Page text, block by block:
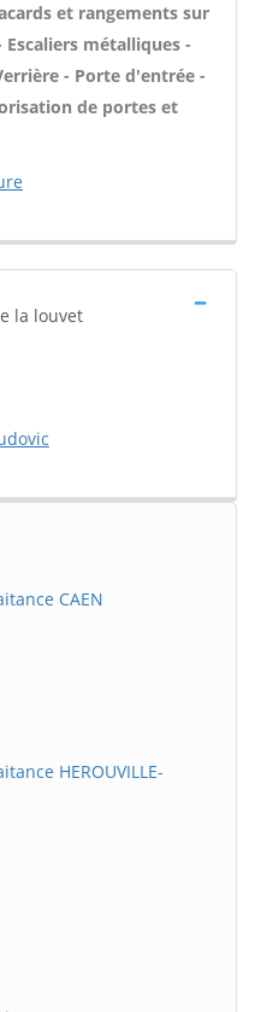
et rangements sur
Escaliers métalliques -
- Porte d'entrée -
de portes et
la louvet
CAEN
HEROUVILLE-